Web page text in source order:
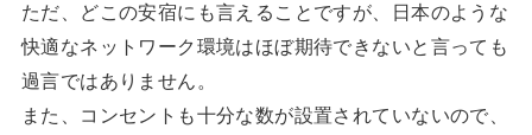
ただ、どこの安宿にも言えることですが、日本のような
快適なネットワーク環境はほぼ期待できないと言っても
過言ではありません。
また、コンセントも十分な数が設置されていないので、